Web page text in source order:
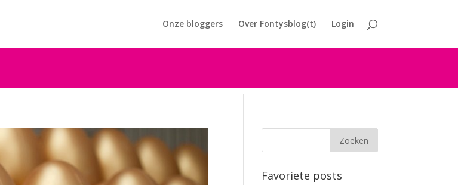
Onze bloggers Over Fontysblog(t) Login
Favoriete posts